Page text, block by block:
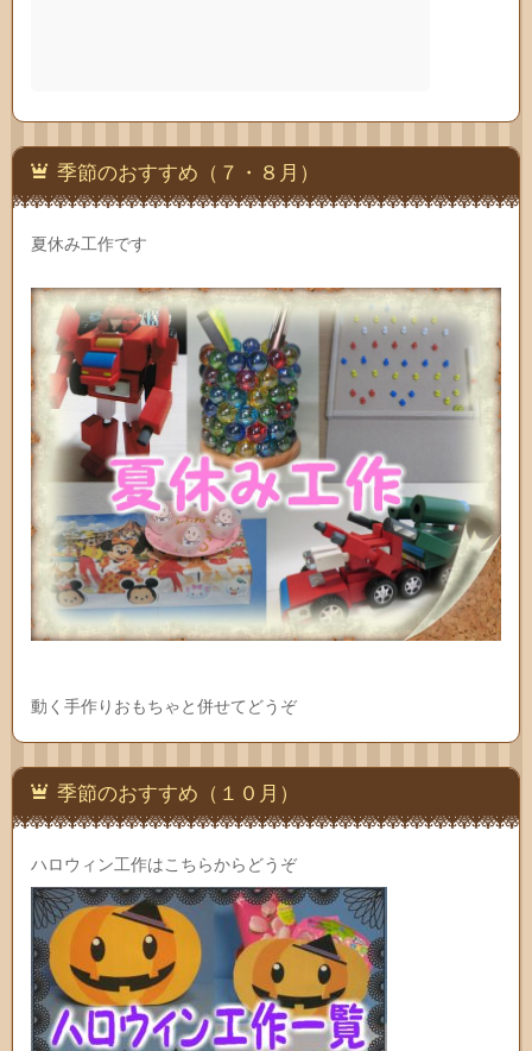
季節のおすすめ（７・８月）
夏休み工作です
動く手作りおもちゃと併せてどうぞ
季節のおすすめ（１０月）
ハロウィン工作はこちらからどうぞ